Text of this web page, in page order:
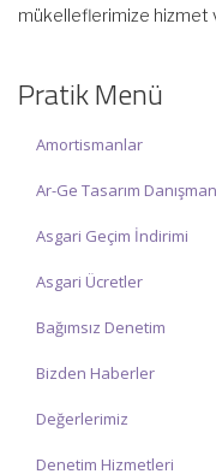
mükelleflerimize hizmet
teşekkür ederiz.
Pratik Menü
Amortismanlar
Ar-Ge Tasarım
Asgari Geçim İndirimi
Asgari Ücretler
Bağımsız Denetim
Bizden Haberler
Değerlerimiz
Denetim Hizmetleri